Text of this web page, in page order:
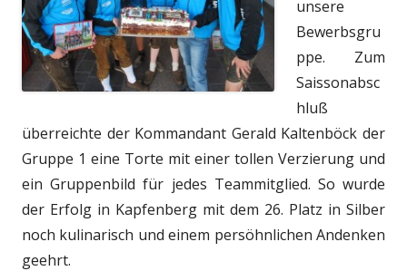
unsere
Bewerbsgru
ppe. Zum
Saissonabsc
hluß
überreichte der Kommandant Gerald Kaltenböck der
Gruppe 1 eine Torte mit einer tollen Verzierung und
ein Gruppenbild für jedes Teammitglied. So wurde
der Erfolg in Kapfenberg mit dem 26. Platz in Silber
noch kulinarisch und einem persöhnlichen Andenken
geehrt.